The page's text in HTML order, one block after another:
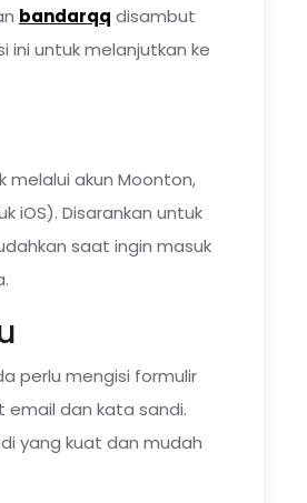
bandarqq disambut
ini untuk melanjutkan ke
akun Moonton,
iOS). Disarankan untuk
saat ingin masuk
perlu mengisi formulir
dan kata sandi.
yang kuat dan mudah